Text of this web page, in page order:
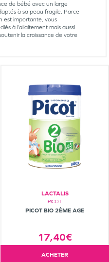
de bébé avec un large
à sa peau fragile. Parce
est importante, vous
à l’allaitement mais aussi
la croissance de votre
LACTALIS
PICOT
PICOT BIO 2ÈME AGE
17,40€
ACHETER